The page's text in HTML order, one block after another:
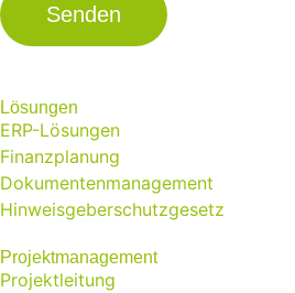
Senden
Lösungen
ERP-Lösungen
Finanzplanung
Dokumentenmanagement
Hinweisgeberschutzgesetz
Projektmanagement
Projektleitung